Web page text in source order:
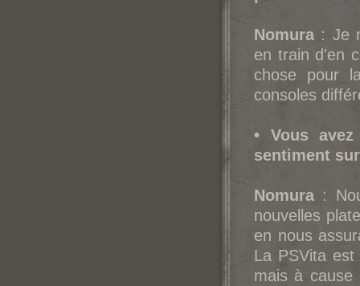
Nomura : Je
en train d'en
chose pour
consoles
• Vous
sentiment
Nomura :
nouvelles
en nous
La PSVita
mais à cause